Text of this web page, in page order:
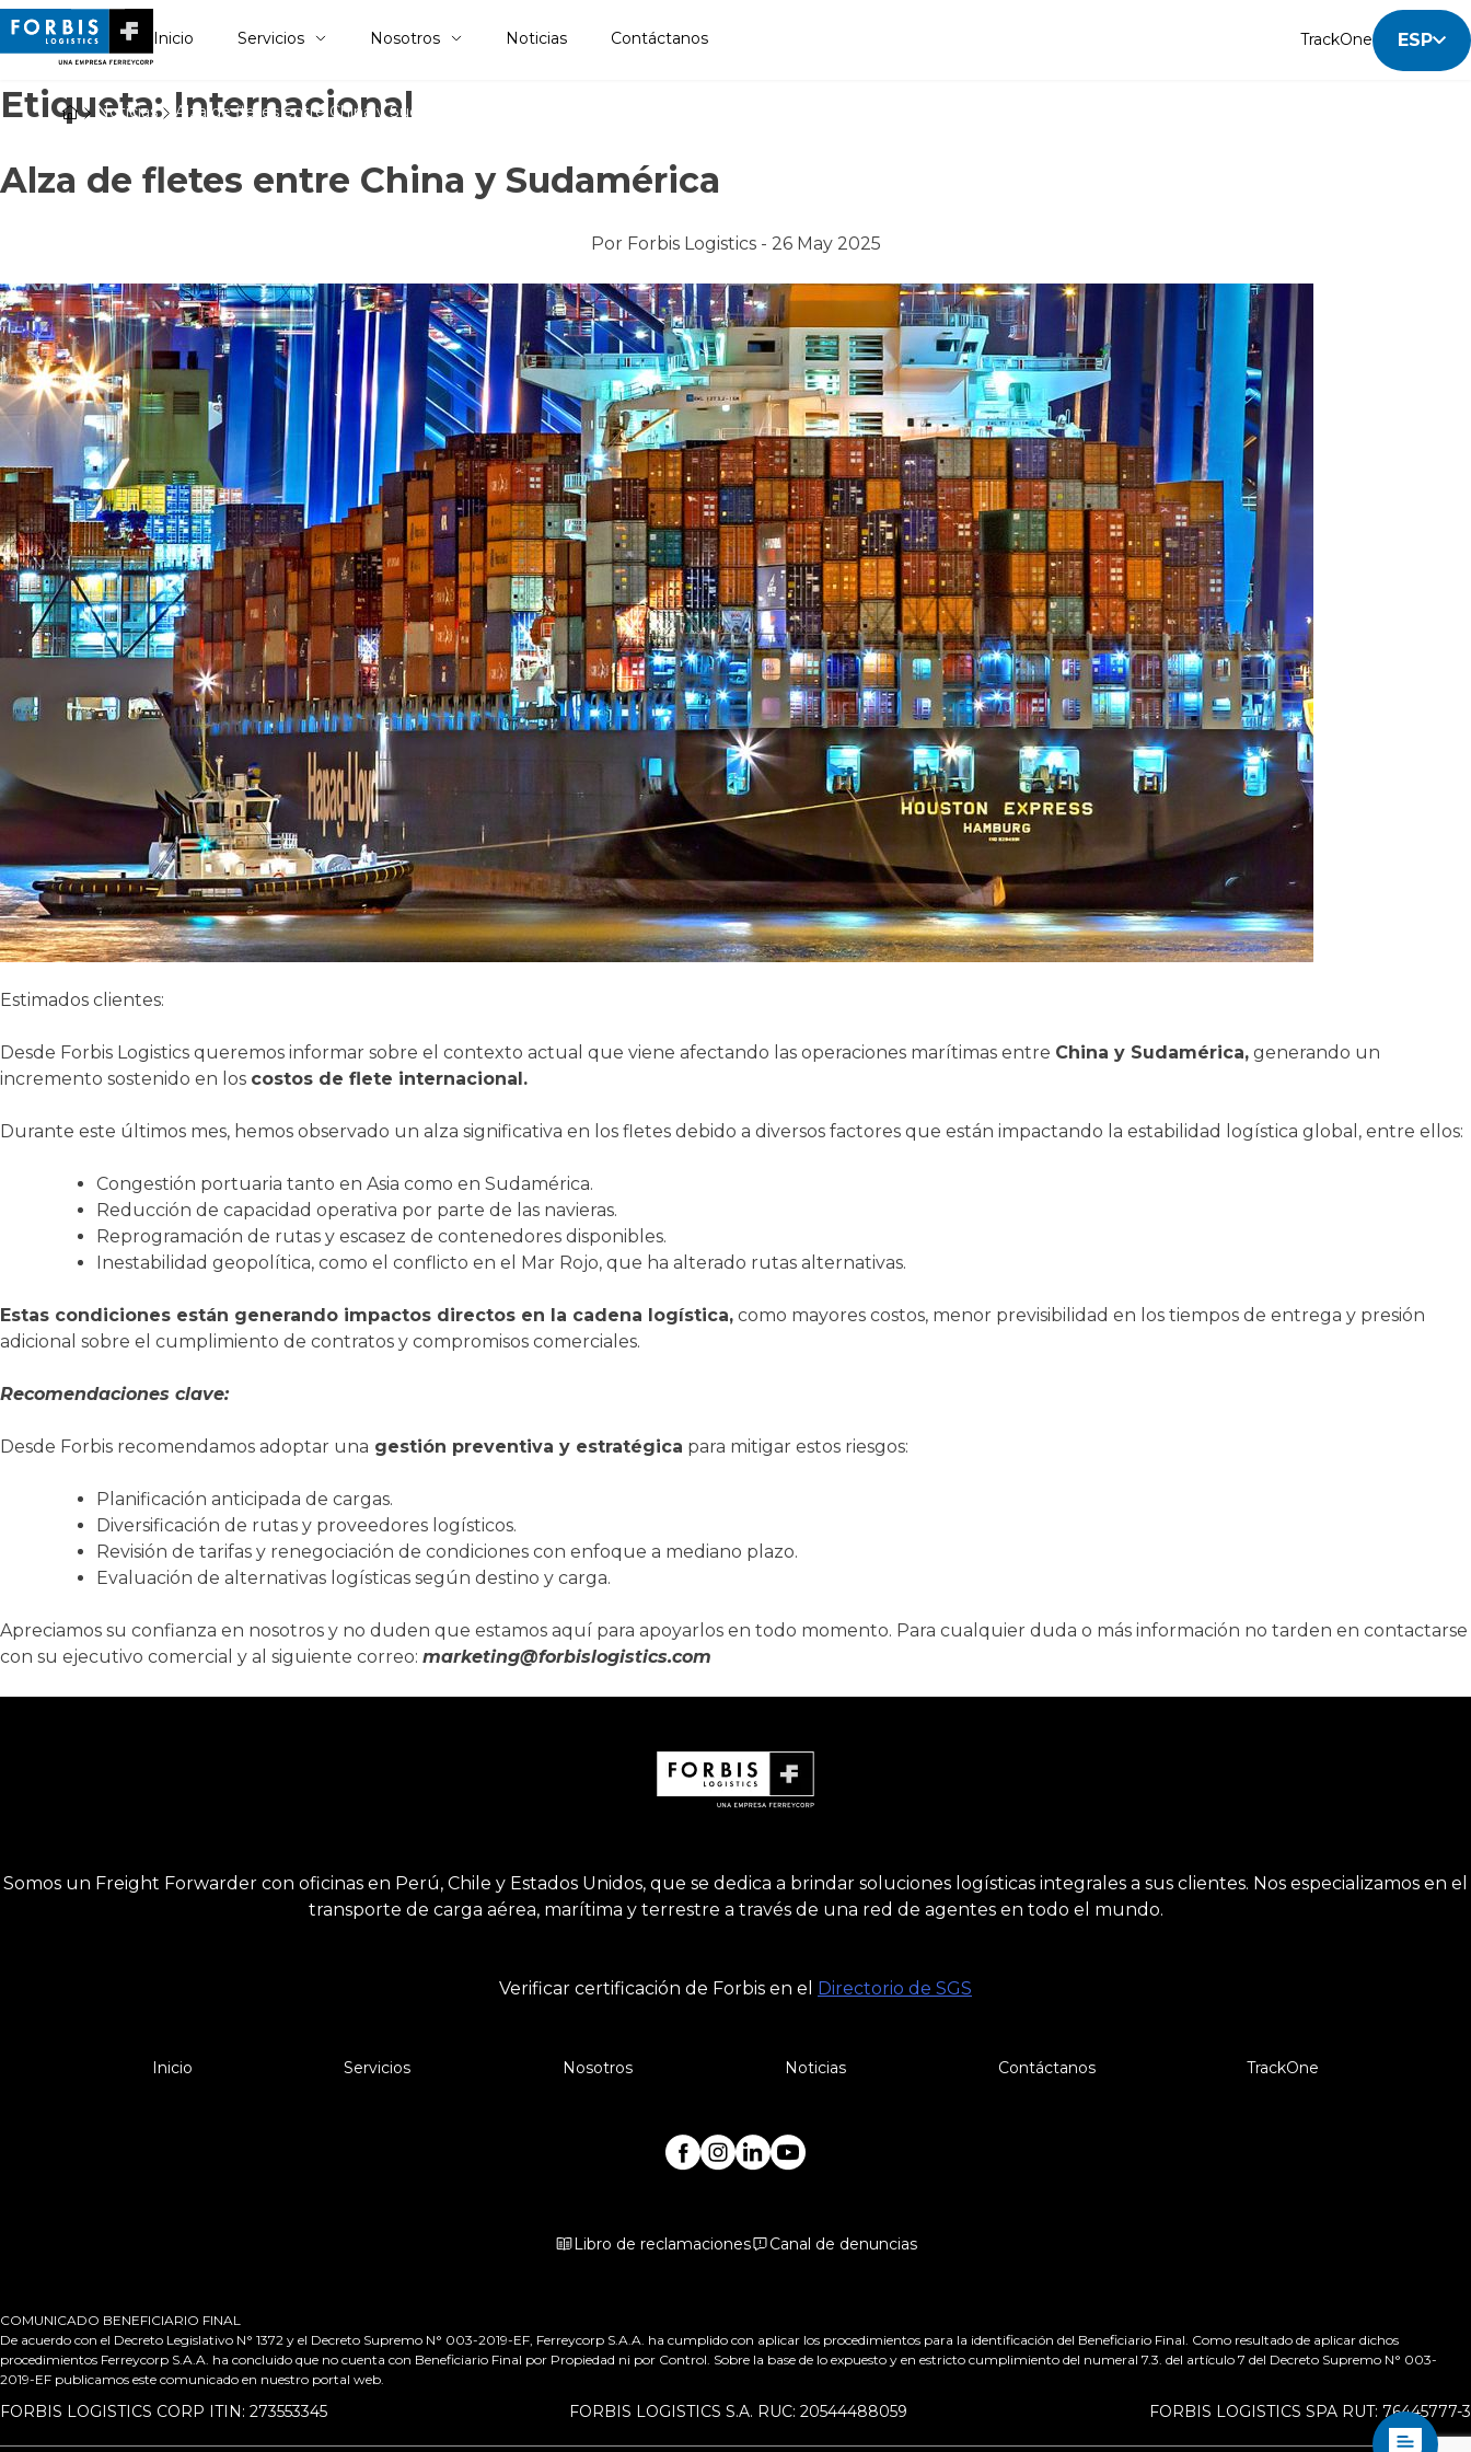
Inicio Servicios Nosotros Noticias Contáctanos TrackOne ESP
Etiqueta:Internacional
Noticias Alza de fletes entre China y Sudamérica
Alza de fletes entre China y Sudamérica
Por Forbis Logistics - 26 May 2025
Estimados clientes:
Desde Forbis Logistics queremos informar sobre el contexto actual que viene afectando las operaciones marítimas entre China y Sudamérica, generando un
incremento sostenido en los costos de flete internacional.
Durante este últimos mes, hemos observado un alza significativa en los fletes debido a diversos factores que están impactando la estabilidad logística global, entre ellos:
Congestión portuaria tanto en Asia como en Sudamérica.
Reducción de capacidad operativa por parte de las navieras.
Reprogramación de rutas y escasez de contenedores disponibles.
Inestabilidad geopolítica, como el conflicto en el Mar Rojo, que ha alterado rutas alternativas.
Estas condiciones están generando impactos directos en la cadena logística, como mayores costos, menor previsibilidad en los tiempos de entrega y presión
adicional sobre el cumplimiento de contratos y compromisos comerciales.
Recomendaciones clave:
Desde Forbis recomendamos adoptar una gestión preventiva y estratégica para mitigar estos riesgos:
Planificación anticipada de cargas.
Diversificación de rutas y proveedores logísticos.
Revisión de tarifas y renegociación de condiciones con enfoque a mediano plazo.
Evaluación de alternativas logísticas según destino y carga.
Apreciamos su confianza en nosotros y no duden que estamos aquí para apoyarlos en todo momento. Para cualquier duda o más información no tarden en contactarse
con su ejecutivo comercial y al siguiente correo: marketing@forbislogistics.com
Somos un Freight Forwarder con oficinas en Perú, Chile y Estados Unidos, que se dedica a brindar soluciones logísticas integrales a sus clientes. Nos especializamos en el
transporte de carga aérea, marítima y terrestre a través de una red de agentes en todo el mundo.
Verificar certificación de Forbis en el Directorio de SGS
Inicio Servicios Nosotros Noticias Contáctanos TrackOne
Libro de reclamaciones Canal de denuncias
COMUNICADO BENEFICIARIO FINAL
De acuerdo con el Decreto Legislativo N° 1372 y el Decreto Supremo N° 003-2019-EF, Ferreycorp S.A.A. ha cumplido con aplicar los procedimientos para la identificación del Beneficiario Final. Como resultado de aplicar dichos
procedimientos Ferreycorp S.A.A. ha concluido que no cuenta con Beneficiario Final por Propiedad ni por Control. Sobre la base de lo expuesto y en estricto cumplimiento del numeral 7.3. del artículo 7 del Decreto Supremo N° 003-
2019-EF publicamos este comunicado en nuestro portal web.
FORBIS LOGISTICS CORP ITIN: 273553345 FORBIS LOGISTICS S.A. RUC: 20544488059 FORBIS LOGISTICS SPA RUT: 76445777-3